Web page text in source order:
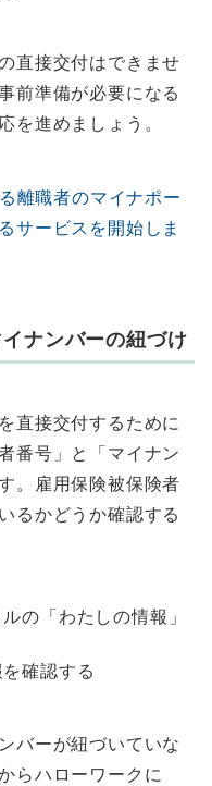
直接交付はできませ
前準備が必要になる
を進めましょう。
離職者のマイナポー
サービスを開始しま
ナンバーの紐づけ
直接交付するために
番号」と「マイナン
。雇用保険被保険者
るかどうか確認する
の「わたしの情報」
確認する
バーが紐づいていな
らハローワークに